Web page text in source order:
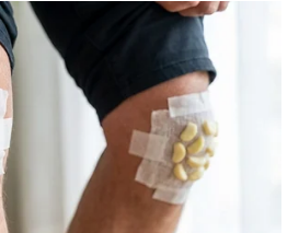
PSR J2322-2650b ಎಂದು
PSR J2322-2650 ಎಂಬ
ಸುತ್ತ ಸುತ್ತುತ್ತದೆ. ಪಲ್ಸರ್
ಸ್ಫೋಟದಿಂದ ಉಳಿದಿರುವ
ಈ ಗ್ರಹವನ್ನು ಪಲ್ಸರ್
2017 ರಲ್ಲಿ
ಆದರೆ ಜೇಮ್ಸ್ ವೆಬ್ ಬಾಹ್ಯಾಕಾಶ